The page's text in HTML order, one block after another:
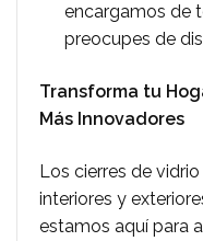
encargamos de
preocupes de
Transforma tu
Más Innovadores
Los cierres de
interiores y
estamos aquí para